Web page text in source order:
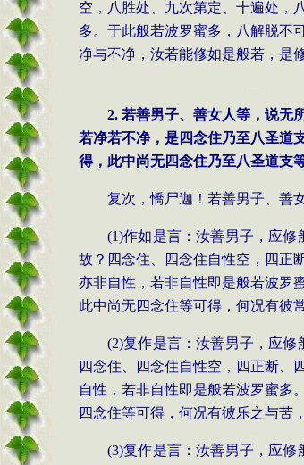
空，八胜处、九次第定、十遍处，
多。于此般若波罗蜜多，八解脱不
净与不净，汝若能修如是般若，是
2. 若善男子、善女人等，说无
若净若不净，是四念住乃至八圣道
得，此中尚无四念住乃至八圣道支
复次，憍尸迦！若善男子、善
(1)作如是言：汝善男子，应
故？四念住、四念住自性空，四正
亦非自性，若非自性即是般若波罗
此中尚无四念住等可得，何况有彼
(2)复作是言：汝善男子，应
四念住、四念住自性空，四正断、
自性，若非自性即是般若波罗蜜多
四念住等可得，何况有彼乐之与苦
(3)复作是言：汝善男子，应